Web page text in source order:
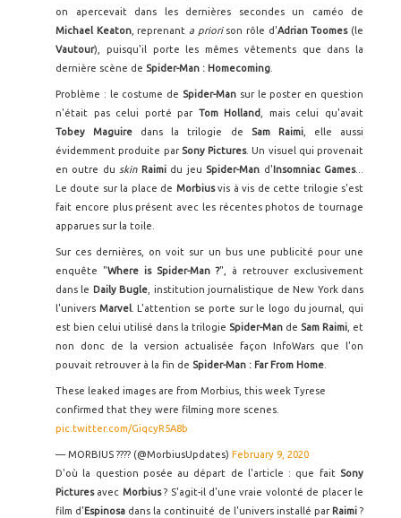
on apercevait dans les dernières secondes un caméo de
Michael Keaton, reprenant a priori son rôle d'Adrian Toomes (le
Vautour), puisqu'il porte les mêmes vêtements que dans la
dernière scène de Spider-Man : Homecoming
Problème : le costume de Spider-Man sur le poster en question
n'était pas celui porté par Tom Holland
, mais celui qu'avait
Tobey Maguire dans la trilogie de Sam Raimi, elle aussi
évidemment produite par Sony Pictures. Un visuel qui provenait
en outre du skin Raimi du jeu Spider-Man d' Insomniac Games...
Le doute sur la place de Morbiusvis à vis de cette trilogie s'est
fait encore plus présent avec les récentes photos de tournage
apparues sur la toile.
Sur ces dernières, on voit sur un bus une publicité pour une
enquête "Where is Spider-Man ?", à retrouver exclusivement
dans le Daily Bugle , institution journalistique de New York dans
l'univers Marvel. L'attention se porte sur le logo du journal, qui
est bien celui utilisé dans la trilogie Spider-Man de Sam Raimi , et
non donc de la version actualisée façon InfoWars que l'on
pouvait retrouver à la fin de Spider-Man : Far From Home
These leaked images are from Morbius, this week Tyrese
confirmed that they were filming more scenes.
pic.twitter.com/GiqcyR5A8b
— MORBIUS ???? (@MorbiusUpdates) February 9, 2020
D'où la question posée au départ de l'article : que fait Sony
Pictures avec Morbius? S'agit-il d'une vraie volonté de placer le
film d' Espinosa dans la continuité de l'univers installé par Raimi?